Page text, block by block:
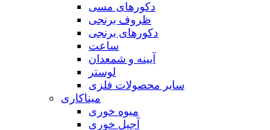
دکورهای مسی
ظروف برنجی
دکورهای برنجی
ساعت
آیینه و شمعدان
لوستر
سایر محصولات فلزی
میناکاری
میوه خوری
آجیل خوری